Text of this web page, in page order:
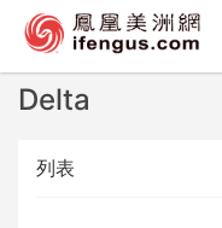
Delta
列表